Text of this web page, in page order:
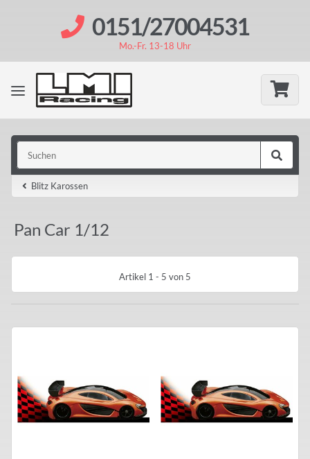
0151/27004531
Mo.-Fr. 13-18 Uhr
Blitz Karossen
Pan Car 1/12
Artikel 1 - 5 von 5